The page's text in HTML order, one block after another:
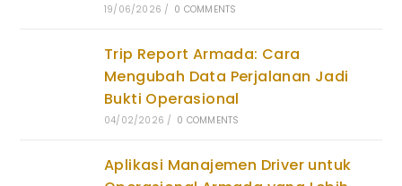
19/06/2026 / 0 COMMENTS
Trip Report Armada: Cara
Mengubah Data Perjalanan Jadi
Bukti Operasional
04/02/2026 / 0 COMMENTS
Aplikasi Manajemen Driver untuk